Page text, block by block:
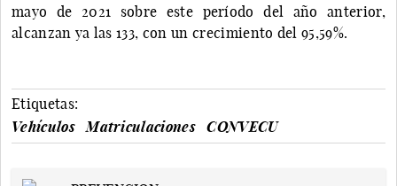
mayo de 2021 sobre este período del año anterior,
alcanzan ya las 133, con un crecimiento del 95,59%.
Etiquetas:
Vehículos
Matriculaciones CONVECU